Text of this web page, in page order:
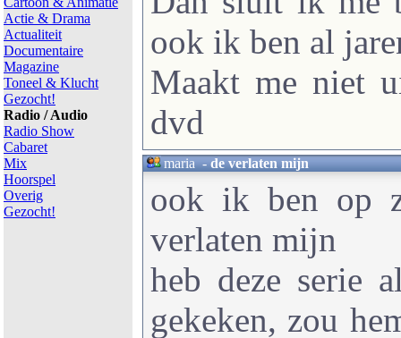
Actie & Drama
Actualiteit
Documentaire
Magazine
Toneel & Klucht
Gezocht!
Radio / Audio
Radio Show
Cabaret
Mix
Hoorspel
Overig
Gezocht!
ook ik ben al
Maakt me niet
dvd
maria-de verlaten mijn
ook ik ben op
verlaten mijn
heb deze serie
gekeken, zou